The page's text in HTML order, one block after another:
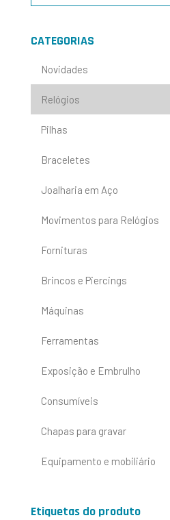
CATEGORIAS
Novidades
Relógios
Pilhas
Braceletes
Joalharia em Aço
Movimentos para Relógios
Fornituras
Brincos e Piercings
Máquinas
Ferramentas
Exposição e Embrulho
Consumíveis
Chapas para gravar
Equipamento e mobiliário
Etiquetas do produto